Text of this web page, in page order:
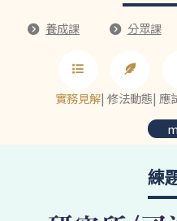
養成課 分眾課
實務見解| 修法動態| 應
練